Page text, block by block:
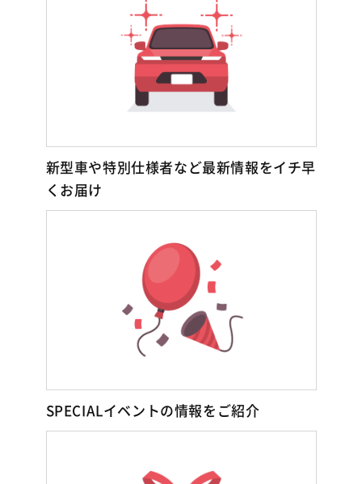
新型車や特別仕様者など最新情報をイチ早
くお届け
SPECIALイベントの情報をご紹介